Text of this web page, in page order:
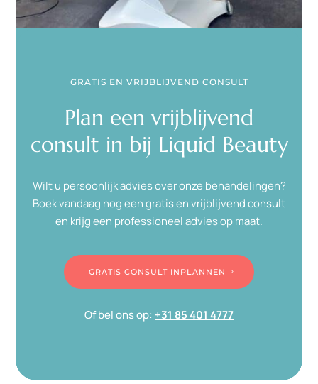
GRATIS EN VRIJBLIJVEND CONSULT
Plan een vrijblijvend
consult in bij Liquid Beauty
Wilt u persoonlijk advies over onze behandelingen?
Boek vandaag nog een gratis en vrijblijvend consult
en krijg een professioneel advies op maat.
GRATIS CONSULT INPLANNEN
Of bel ons op: +31 85 401 4777